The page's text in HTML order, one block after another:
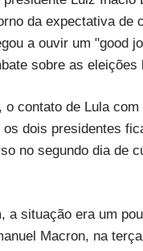
da expectativa de
a ouvir um "good
sobre as eleições
contato de Lula
dois presidentes
no segundo dia de
a situação era um
Macron, na